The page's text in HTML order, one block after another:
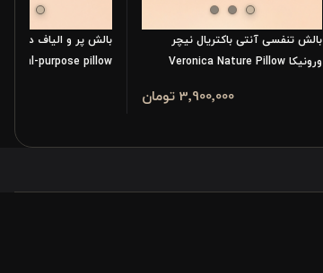
بالش تنفسی آنتی باکتریال نیچر
ورونیکا Veronica Nature Pillow
3٬900٬000 تومان
بالش پر و الیاف دو کاره
dual-purpose pillow